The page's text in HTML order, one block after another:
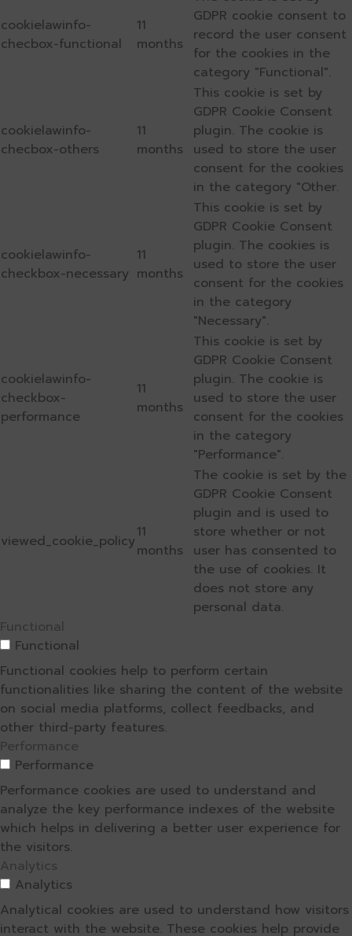
cookielawinfo-
checbox-functional
11
months
GDPR cookie consent to
record the user consent
for the cookies in the
category "Functional".
cookielawinfo-
checbox-others
11
months
This cookie is set by
GDPR Cookie Consent
plugin. The cookie is
used to store the user
consent for the cookies
in the category "Other.
cookielawinfo-
checkbox-necessary
11
months
This cookie is set by
GDPR Cookie Consent
plugin. The cookies is
used to store the user
consent for the cookies
in the category
"Necessary".
cookielawinfo-
checkbox-
performance
11
months
This cookie is set by
GDPR Cookie Consent
plugin. The cookie is
used to store the user
consent for the cookies
in the category
"Performance".
viewed_cookie_policy11
months
The cookie is set by the
GDPR Cookie Consent
plugin and is used to
store whether or not
user has consented to
the use of cookies. It
does not store any
personal data.
Functional
Functional
Functional cookies help to perform certain
functionalities like sharing the content of the website
on social media platforms, collect feedbacks, and
other third-party features.
Performance
Performance
Performance cookies are used to understand and
analyze the key performance indexes of the website
which helps in delivering a better user experience for
the visitors.
Analytics
Analytics
Analytical cookies are used to understand how visitors
interact with the website. These cookies help provide